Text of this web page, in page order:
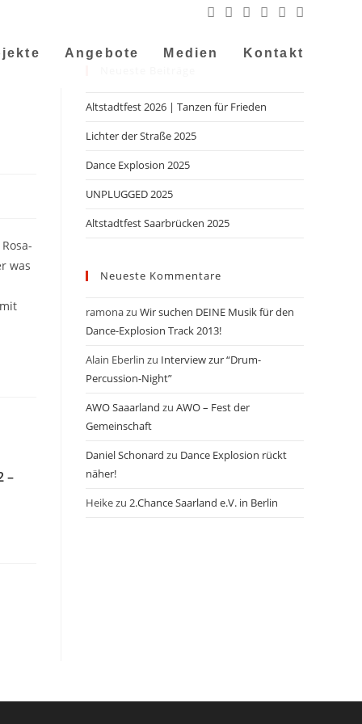
Angebote Medien Kontakt
was
–
Altstadtfest 2026 | Tanzen für Frieden
Lichter der Straße 2025
Dance Explosion 2025
UNPLUGGED 2025
Altstadtfest Saarbrücken 2025
Neueste Kommentare
ramonazu Wir suchen DEINE Musik für den
Dance-Explosion Track 2013!
Alain Eberlin zu Interview zur “Drum-
Percussion-Night”
AWO Saaarland zu AWO – Fest der
Gemeinschaft
Daniel Schonard zu Dance Explosion rückt
näher!
Heikezu 2.Chance Saarland e.V. in Berlin